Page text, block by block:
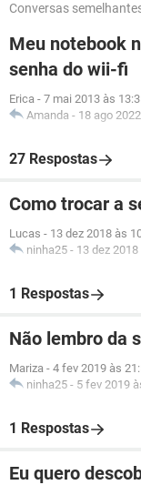
Conversas
Meu notebook
senha do wii-fi
Erica - 7 mai 2013 às
Amanda - 18 ago
27 Respostas
Como trocar a
Lucas - 13 dez 2018 às
ninha25 - 13 dez
1 Respostas
Não lembro da
Mariza - 4 fev 2019 às
ninha25 - 5 fev 2019
1 Respostas
Eu quero